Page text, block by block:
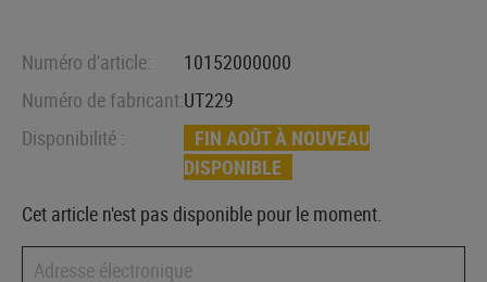
Numéro d'article:
10152000000
Numéro de fabricant:UT229
Disponibilité :
FIN AOÛT À NOUVEAU
DISPONIBLE
Cet article n'est pas disponible pour le moment.